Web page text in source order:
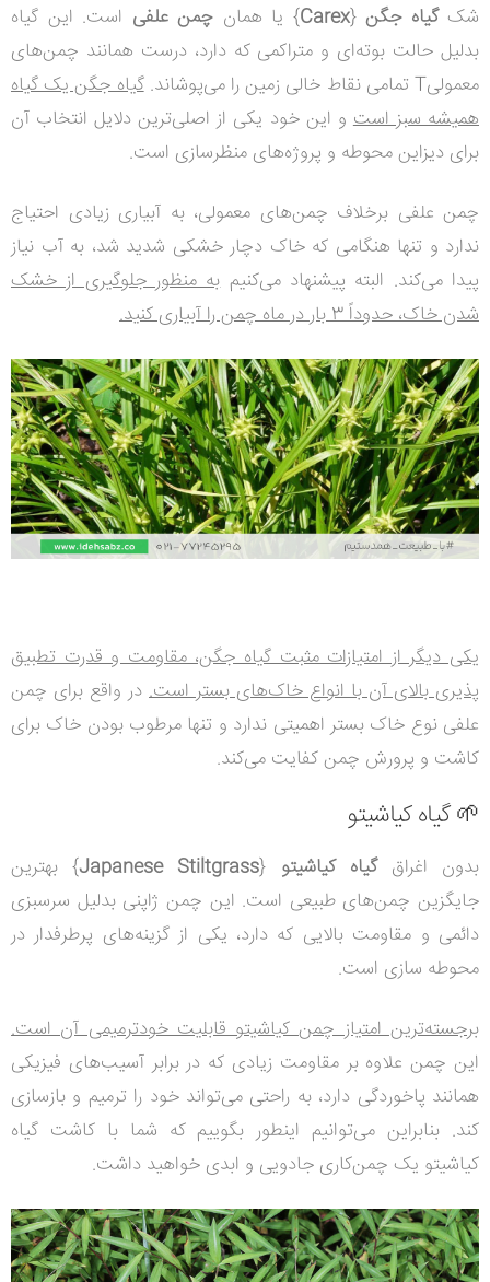
شکگیاه جگن {
Carex} یا همان چمن علفی است. این گیاه
بدلیل حالت بوته‌ای و متراکمی که دارد، درست همانند چمن‌های
معمولیT تمامی نقاط خالی زمین را می‌پوشاند.
گیاه جگن یک گیاه
همیشه سبز است و این خود یکی از اصلی‌ترین دلایل انتخاب آن
برای دیزاین محوطه و پروژه‌های منظرسازی است.
چمن علفی برخلاف چمن‌های معمولی، به آبیاری زیادی احتیاج
ندارد و تنها هنگامی که خاک دچار خشکی شدید شد، به آب نیاز
پیدا می‌کند. البته پیشنهاد می‌کنیمبه منظور جلوگیری از خشک
شدن خاک، حدوداً 3 بار در ماه چمن را آبیاری کنید.
یکی دیگر از امتیازات مثبت گیاه جگن، مقاومت و قدرت تطبیق
پذیری بالای آن با انواع خاک‌های بستر است. در واقع برای چمن
علفی نوع خاک بستر اهمیتی ندارد و تنها مرطوب بودن خاک برای
کاشت و پرورش چمن کفایت می‌کند.
🌱 گیاه کیاشیتو
بدون اغراقگیاه کیاشیتو {
Japanese Stiltgrass} بهترین
جایگزین چمن‌های طبیعی است. این چمن ژاپنی بدلیل سرسبزی
دائمی و مقاومت بالایی که دارد، یکی از گزینه‌های پرطرفدار در
محوطه سازی است.
برجسته‌ترین امتیاز چمن کیاشیتو قابلیت خودترمیمی آن است.
این چمن علاوه بر مقاومت زیادی که در برابر آسیب‌های فیزیکی
همانند پاخوردگی دارد، به راحتی می‌تواند خود را ترمیم و بازسازی
کند. بنابراین می‌توانیم اینطور بگوییم که شما با کاشت گیاه
کیاشیتو یک چمن‌کاری جادویی و ابدی خواهید داشت.